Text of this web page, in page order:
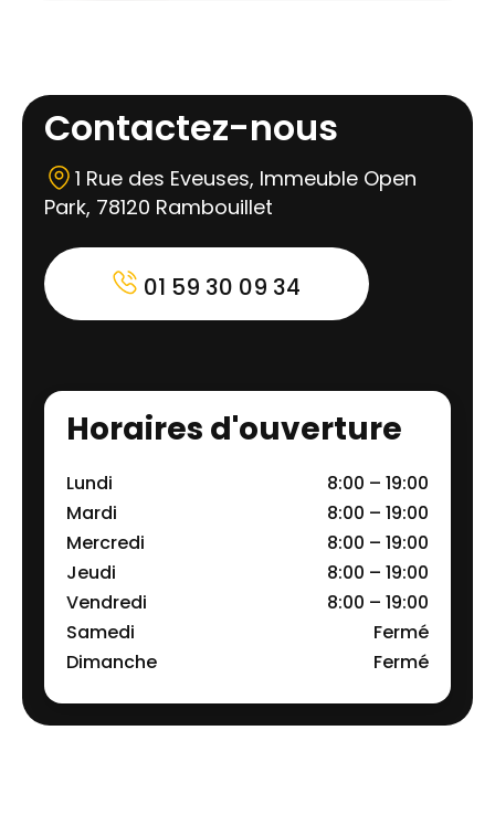
Contactez-nous
1 Rue des Eveuses, Immeuble Open
Park, 78120 Rambouillet
01 59 30 09 34
Horaires d'ouverture
Lundi
8:00 – 19:00
Mardi
8:00 – 19:00
Mercredi
8:00 – 19:00
Jeudi
8:00 – 19:00
Vendredi
8:00 – 19:00
Samedi
Fermé
Dimanche
Fermé